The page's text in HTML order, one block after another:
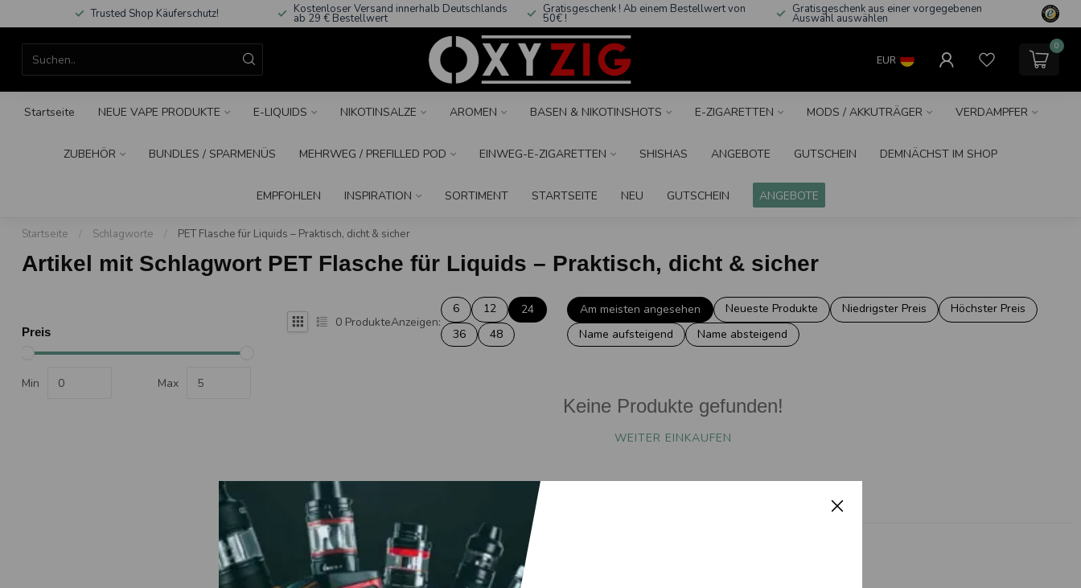
Trusted Shop Käuferschutz! Kostenloser Versand innerhalb Deutschlands
ab 29 € Bestellwert
Gratisgeschenk ! Ab einem Bestellwert von
50€ !
Gratisgeschenk aus einer vorgegebenen
Auswahl auswählen
EUR
0
Startseite NEUE VAPE PRODUKTE E-LIQUIDS NIKOTINSALZE AROMEN BASEN & NIKOTINSHOTS E-ZIGARETTEN MODS / AKKUTRÄGER VERDAMPFER
ZUBEHÖR BUNDLES / SPARMENÜS MEHRWEG / PREFILLED POD EINWEG-E-ZIGARETTEN SHISHAS ANGEBOTE GUTSCHEIN DEMNÄCHST IM SHOP
EMPFOHLEN INSPIRATION SORTIMENT STARTSEITE NEU GUTSCHEIN ANGEBOTE
Startseite / Schlagworte / PET Flasche für Liquids – Praktisch, dicht & sicher
Artikel mit Schlagwort PET Flasche für Liquids – Praktisch, dicht & sicher
Preis
Min Max
0 ProdukteAnzeigen:
6 12
24
36
48
Am meisten angesehen Neueste Produkte Niedrigster Preis
Höchster Preis
Name aufsteigend
Name absteigend
Keine Produkte gefunden!
WEITER EINKAUFEN